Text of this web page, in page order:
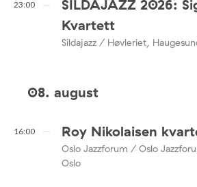
23:00
SILDAJAZZ 2026:
Kvartett
Sildajazz / Høvleriet,
08. august
16:00 Roy Nikolaisen
Oslo Jazzforum / Oslo
Oslo